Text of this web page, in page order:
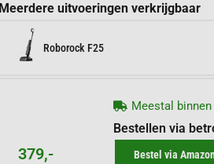
Meerdere uitvoeringen verkrijgbaar
Roborock F25
379,-
Meestal binnen
Bestellen via
Bestel via